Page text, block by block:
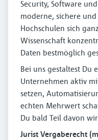
Security, Software
moderne, sichere
Hochschulen sich
Wissenschaft
Daten bestmöglich
Bei uns gestaltest Du
Unternehmen aktiv
setzen,
echten Mehrwert
Du bald Teil davon
Jurist Vergaberecht